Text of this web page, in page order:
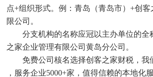
点+组织形式。例：青岛（青岛市）+创
限公司。
分支机构的名称应冠以主办单位的全
之家企业管理有限公司黄岛分公司。
免费公司核名选择创客之家财税，我
，服务企业5000+家，值得信赖的本地化